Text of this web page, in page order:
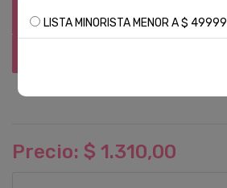
Descripcion
Precio: $ 1.310,00
LISTA MINORISTA MENOR A $ 49999